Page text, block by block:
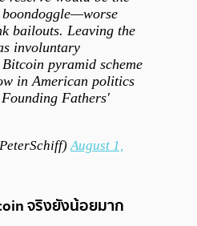
bailouts. Leaving the
involuntary
pyramid scheme
in American politics
Fathers'
August 1,
จริงยังน้อยมาก